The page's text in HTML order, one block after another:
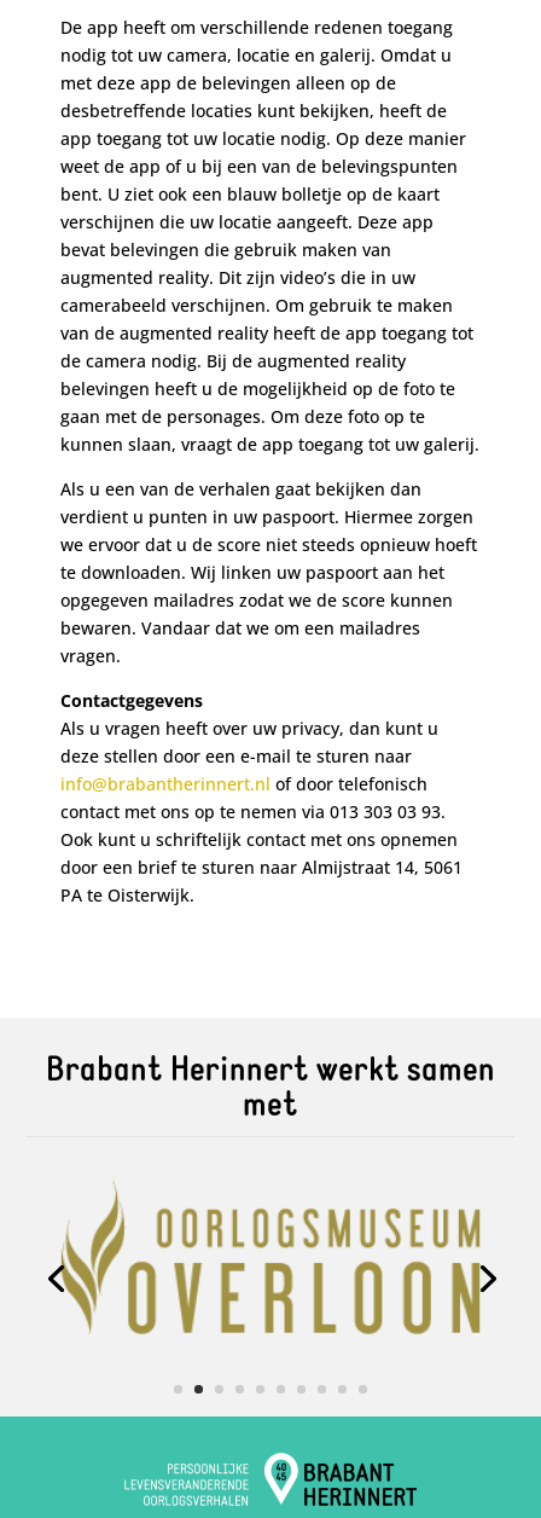
De app heeft om verschillende redenen toegang
nodig tot uw camera, locatie en galerij. Omdat u
met deze app de belevingen alleen op de
desbetreffende locaties kunt bekijken, heeft de
app toegang tot uw locatie nodig. Op deze manier
weet de app of u bij een van de belevingspunten
bent. U ziet ook een blauw bolletje op de kaart
verschijnen die uw locatie aangeeft. Deze app
bevat belevingen die gebruik maken van
augmented reality. Dit zijn video’s die in uw
camerabeeld verschijnen. Om gebruik te maken
van de augmented reality heeft de app toegang tot
de camera nodig. Bij de augmented reality
belevingen heeft u de mogelijkheid op de foto te
gaan met de personages. Om deze foto op te
kunnen slaan, vraagt de app toegang tot uw galerij.
Als u een van de verhalen gaat bekijken dan
verdient u punten in uw paspoort. Hiermee zorgen
we ervoor dat u de score niet steeds opnieuw hoeft
te downloaden. Wij linken uw paspoort aan het
opgegeven mailadres zodat we de score kunnen
bewaren. Vandaar dat we om een mailadres
vragen.
Contactgegevens
Als u vragen heeft over uw privacy, dan kunt u
deze stellen door een e-mail te sturen naar
info@brabantherinnert.nl of door telefonisch
contact met ons op te nemen via 013 303 03 93.
Ook kunt u schriftelijk contact met ons opnemen
door een brief te sturen naar Almijstraat 14, 5061
PA te Oisterwijk.
Brabant Herinnert werkt samen
met